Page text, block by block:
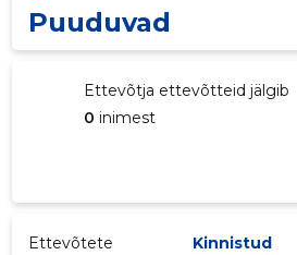
Puuduvad
Ettevõtja ettevõtteid jälgib
0 inimest
Ettevõtete
Kinnistud